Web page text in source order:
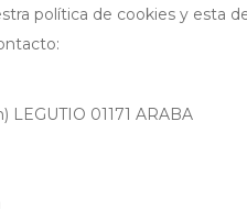
política de cookies y esta
LEGUTIO 01171 ARABA